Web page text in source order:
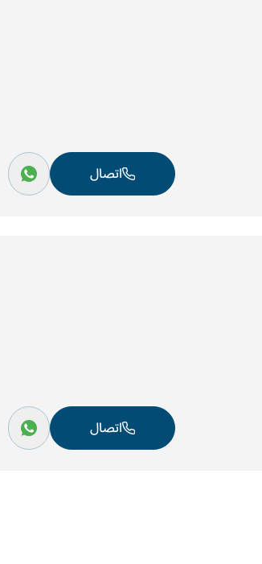
اتصال
اتصال